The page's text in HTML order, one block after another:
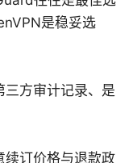
是稳妥选
三方审计记录、是
续订价格与退款政